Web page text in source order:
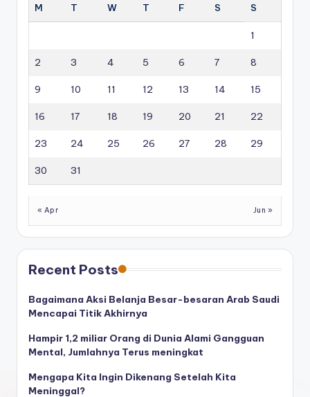
M
T W T F S S
1
2 3 4 5 6 7 8
9 10 11 12 13 14 15
16 17 18 19 20 21 22
23 24 25 26 27 28 29
30 31
« Apr Jun »
Recent Posts
Bagaimana Aksi Belanja Besar-besaran Arab Saudi
Mencapai Titik Akhirnya
Hampir 1,2 miliar Orang di Dunia Alami Gangguan
Mental, Jumlahnya Terus meningkat
Mengapa Kita Ingin Dikenang Setelah Kita
Meninggal?